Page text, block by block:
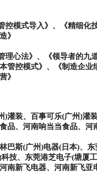
模式导入》、《精细化
》
心法》、《领导者的九
管控模式》、《制造企业
》
)灌装、百事可乐(广州)灌
品、河南响当当食品、河
巴斯(广州)电器(日本)、东
技、东莞港芝电子(塘厦
南新飞电器、河南新飞亚